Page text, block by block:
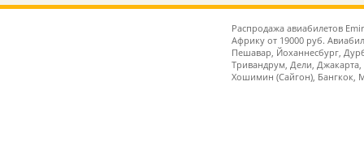
Распродажа авиабилетов
Африку от 19000 руб.
Пешавар, Йоханнесбург,
Тривандрум, Дели,
Хошимин (Сайгон), Бангкок,